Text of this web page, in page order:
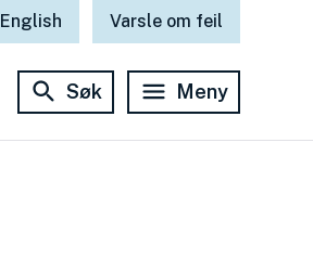
English Varsle om feil
Søk Meny